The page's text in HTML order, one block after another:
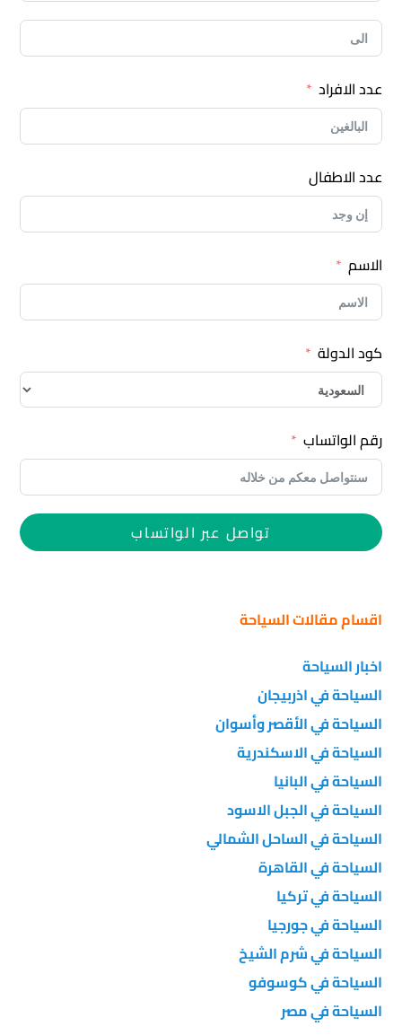
عدد الافراد
عدد الاطفال
الاسم
كود الدولة
رقم الواتساب
تواصل عبر الواتساب
اقسام مقالات السياحة
اخبار السياحة
السياحة في اذربيجان
السياحة في الأقصر وأسوان
السياحة في الاسكندرية
السياحة في البانيا
السياحة في الجبل الاسود
السياحة في الساحل الشمالي
السياحة في القاهرة
السياحة في تركيا
السياحة في جورجيا
السياحة في شرم الشيخ
السياحة في كوسوفو
السياحة في مصر